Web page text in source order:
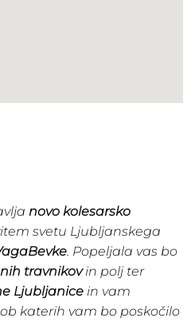
novo kolesarsko
svetu Ljubljanskega
. Popeljala vas bo
travnikovin polj ter
Ljubljanice in vam
katerih vam bo poskočilo